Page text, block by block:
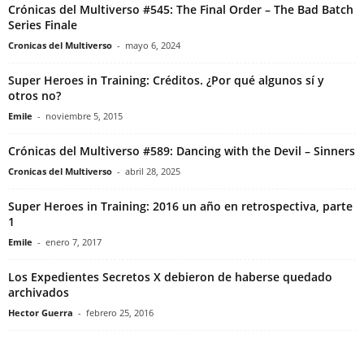
Crónicas del Multiverso #545: The Final Order – The Bad Batch
Series Finale
Cronicas del Multiverso - mayo 6, 2024
Super Heroes in Training: Créditos. ¿Por qué algunos sí y
otros no?
Emile - noviembre 5, 2015
Crónicas del Multiverso #589: Dancing with the Devil – Sinners
Cronicas del Multiverso - abril 28, 2025
Super Heroes in Training: 2016 un año en retrospectiva, parte
1
Emile - enero 7, 2017
Los Expedientes Secretos X debieron de haberse quedado
archivados
Hector Guerra - febrero 25, 2016